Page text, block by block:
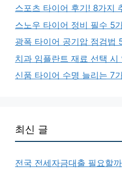
스포츠 타이어 후기! 8가지
스노우 타이어 정비 필수 5
광폭 타이어 공기압 점검법
치과 임플란트 재료 선택 시
신품 타이어 수명 늘리는 7
최신 글
전국 전세자금대출 필요할